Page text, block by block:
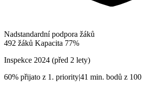
Nadstandardní podpora žáků
492 žáků Kapacita 77%
Inspekce 2024 (před 2 lety)
60% přijato z 1. priority|41 min. bodů z 100